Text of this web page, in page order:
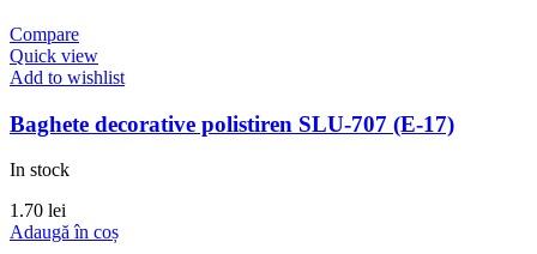
Compare
Quick view
Add to wishlist
Baghete decorative polistiren SLU-707 (E-17)
In stock
1.70 lei
Adaugă în coș